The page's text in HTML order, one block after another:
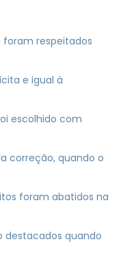
respeitados
e igual à
escolhido com
correção, quando o
foram abatidos na
destacados quando